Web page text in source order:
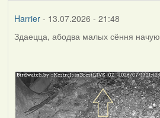
Harrier- 13.07.2026 - 21:48
Здаецца, абодва малых сёння